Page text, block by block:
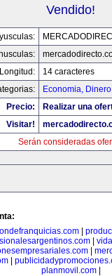
Vendido!
Longitud:
14 caracteres
Economia,
Precio:
Realizar una
Visitar!
Serán consideradas
|
planmovil.com|